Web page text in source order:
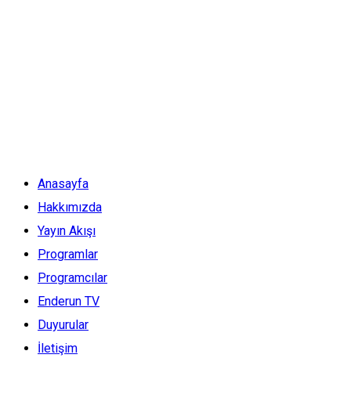
Anasayfa
Hakkımızda
Yayın Akışı
Programlar
Programcılar
Enderun TV
Duyurular
İletişim